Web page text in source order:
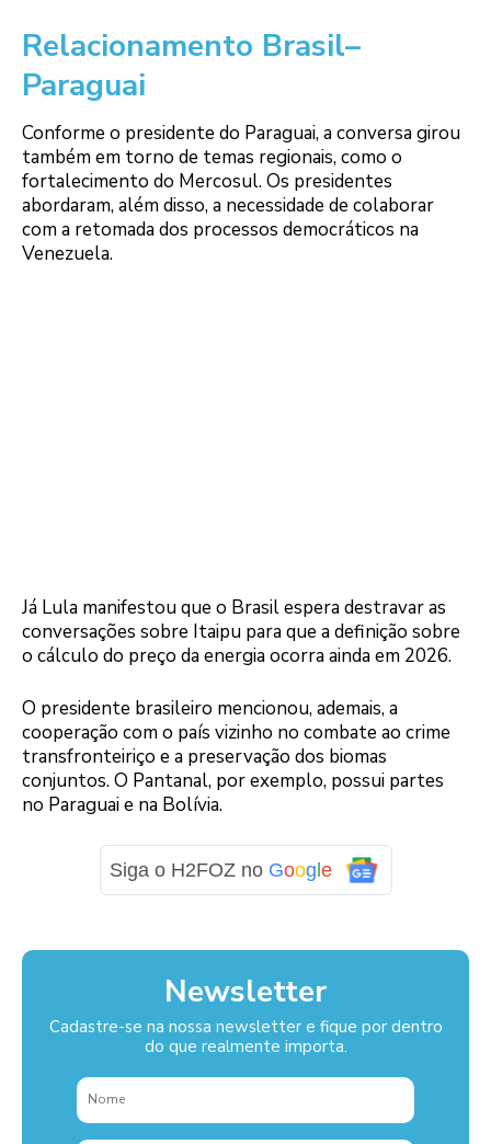
Relacionamento Brasil–
Paraguai
Conforme o presidente do Paraguai, a conversa girou
também em torno de temas regionais, como o
fortalecimento do Mercosul. Os presidentes
abordaram, além disso, a necessidade de colaborar
com a retomada dos processos democráticos na
Venezuela.
Já Lula manifestou que o Brasil espera destravar as
conversações sobre Itaipu para que a definição sobre
o cálculo do preço da energia ocorra ainda em 2026.
O presidente brasileiro mencionou, ademais, a
cooperação com o país vizinho no combate ao crime
transfronteiriço e a preservação dos biomas
conjuntos. O Pantanal, por exemplo, possui partes
no Paraguai e na Bolívia.
Siga o H2FOZ no Goog e
Newsletter
Cadastre-se na nossa newsletter e fique por dentro
do que realmente importa.